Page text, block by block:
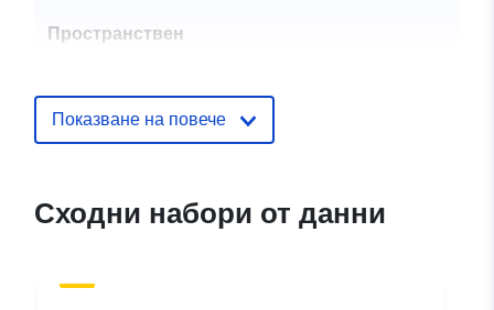
Пространствен
Идентификатор
и:
http://catalogue.geo-
ide.developpement-
a3bb-4adb-a5f8-
Показване на повече
Сходни набори от данни